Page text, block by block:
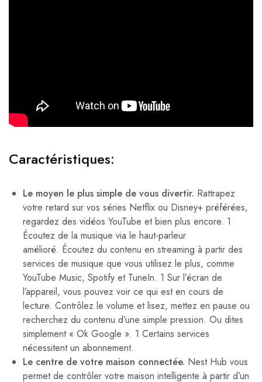
Caractéristiques:
Le moyen le plus simple de vous divertir. Rattrapez
votre retard sur vos séries Netflix ou Disney+ préférées,
regardez des vidéos YouTube et bien plus encore. 1
Écoutez de la musique via le haut-parleur
amélioré. Écoutez du contenu en streaming à partir des
services de musique que vous utilisez le plus, comme
YouTube Music, Spotify et TuneIn. 1 Sur l’écran de
l’appareil, vous pouvez voir ce qui est en cours de
lecture. Contrôlez le volume et lisez, mettez en pause ou
recherchez du contenu d’une simple pression. Ou dites
simplement « Ok Google ». 1 Certains services
nécessitent un abonnement.
Le centre de votre maison connectée. Nest Hub vous
permet de contrôler votre maison intelligente à partir d’un